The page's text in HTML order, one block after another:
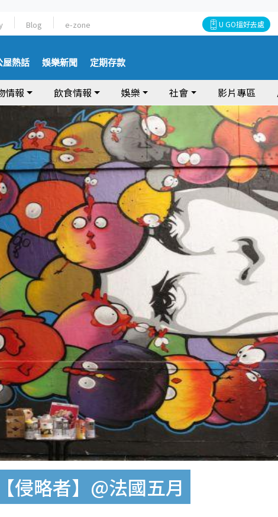
Blog e-zone U GO搵好去處
屋熱話 娛樂新聞 定期存款
情報 飲食情報 娛樂 社會 影片專區
侵略者】@法國五月